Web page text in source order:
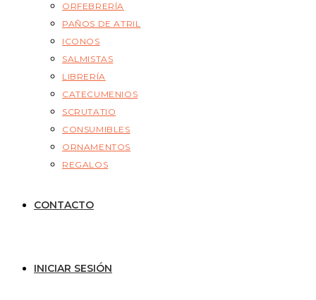
ORFEBRERÍA
PAÑOS DE ATRIL
ICONOS
SALMISTAS
LIBRERÍA
CATECUMENIOS
SCRUTATIO
CONSUMIBLES
ORNAMENTOS
REGALOS
CONTACTO
INICIAR SESIÓN